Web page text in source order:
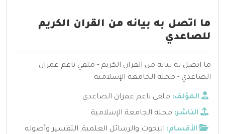
ما اتصل به بيانه من القران الكريم
للصاعدي
ما اتصل به بيانه من القران الكريم - ملفي ناعم عمران
الصاعدي - مجلة الجامعة الإسلامية
المؤلف: ملفي ناعم عمران الصاعدي
الناشر: مجلة الجامعة الإسلامية
الأقسام: البحوث والرسائل العلمية, التفسير وأصوله